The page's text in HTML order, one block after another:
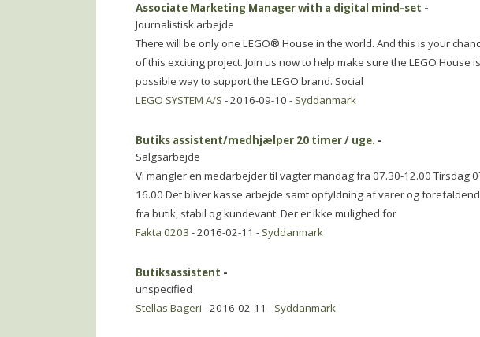
Associate Marketing Manager with a digital mind-set -
Journalistisk arbejde
There will be only one LEGO® House in the world. And this is your
of this exciting project. Join us now to help make sure the LEGO House
possible way to support the LEGO brand. Social
LEGO SYSTEM A/S - 2016-09-10 - Syddanmark
Butiks assistent/medhjælper 20 timer / uge. -
Salgsarbejde
Vi mangler en medarbejder til vagter mandag fra 07.30-12.00 Tirsdag
16.00 Det bliver kasse arbejde samt opfyldning af varer og
fra butik, stabil og kundevant. Der er ikke mulighed for
Fakta 0203 - 2016-02-11 - Syddanmark
Butiksassistent -
unspecified
Stellas Bageri - 2016-02-11 - Syddanmark